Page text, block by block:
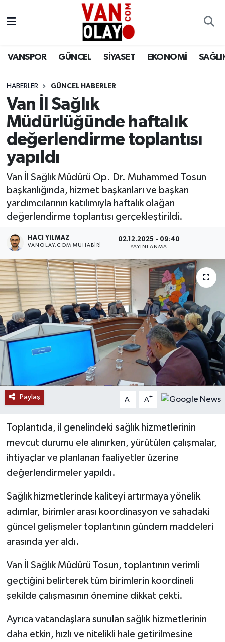
VANSPOR GÜNCEL SİYASET EKONOMİ
HABERLER GÜNCEL HABERLER
Van İl Sağlık
Müdürlüğünde haftalık
değerlendirme toplantısı
yapıldı
Van İl Sağlık Müdürü Op. Dr. Muhammed Tosun
başkanlığında, hizmet başkanları ve başkan
yardımcılarının katılımıyla haftalık olağan
değerlendirme toplantısı gerçekleştirildi.
HACI YILMAZ
VANOLAY.COM MUHABIRI
02.12.2025 - 09:40
YAYINLANMA
Paylaş A- A+
Toplantıda, il genelindeki sağlık hizmetlerinin
mevcut durumu ele alınırken, yürütülen çalışmalar,
ihtiyaçlar ve planlanan faaliyetler üzerine
değerlendirmeler yapıldı.
Sağlık hizmetlerinde kaliteyi artırmaya yönelik
adımlar, birimler arası koordinasyon ve sahadaki
güncel gelişmeler toplantının gündem maddeleri
arasında yer aldı.
Van İl Sağlık Müdürü Tosun, toplantının verimli
geçtiğini belirterek tüm birimlerin koordineli
şekilde çalışmasının önemine dikkat çekti.
Ayrıca vatandaşlara sunulan sağlık hizmetlerinin
daha etkin, hızlı ve nitelikli hale getirilmesine
Siyaset
Ekonomi
Sağlık
Eğitim
Bilim & Teknoloji
Dünya
RESMİ İLANLAR
Van Nöbetçi Eczaneler
Van Namaz Vakitleri
Van Trafik Yoğunluk Haritası
Süper Lig Puan Durumu ve Fikstür
Tüm Manşetler
Son Dakika Haberleri
Haber Arşivi